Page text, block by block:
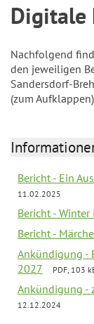
Digitale
Nachfolgend
den jeweiligen
Sandersdorf-
(zum
Bericht - Ein
11.02.2025
Bericht -
Bericht -
Ankündigung -
2027
PDF, 103
Ankündigung -
12.12.2024